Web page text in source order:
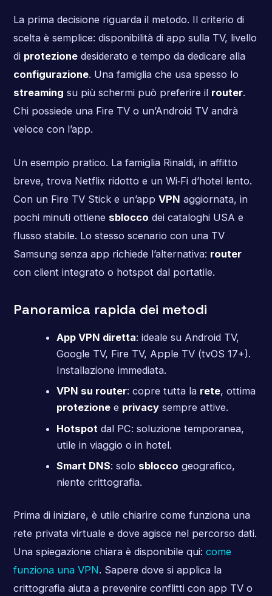
La prima decisione riguarda il metodo. Il criterio di
scelta è semplice: disponibilità di app sulla TV, livello
di protezionedesiderato e tempo da dedicare alla
configurazione. Una famiglia che usa spesso lo
streaming su più schermi può preferire il router.
Chi possiede una Fire TV o un’Android TV andrà
veloce con l’app.
Un esempio pratico. La famiglia Rinaldi, in affitto
breve, trova Netflix ridotto e un Wi‑Fi d’hotel lento.
Con un Fire TV Stick e un’app VPN aggiornata, in
pochi minuti ottiene sblocco dei cataloghi USA e
flusso stabile. Lo stesso scenario con una TV
Samsung senza app richiede l’alternativa: router
con client integrato o hotspot dal portatile.
Panoramica rapida dei metodi
App VPN diretta: ideale su Android TV,
Google TV, Fire TV, Apple TV (tvOS 17+).
Installazione immediata.
VPN su router: copre tutta la rete, ottima
protezionee privacysempre attive.
Hotspot dal PC: soluzione temporanea,
utile in viaggio o in hotel.
Smart DNS: solo sblocco geografico,
niente crittografia.
Prima di iniziare, è utile chiarire come funziona una
rete privata virtuale e dove agisce nel percorso dati.
Una spiegazione chiara è disponibile qui: come
funziona una VPN. Sapere dove si applica la
crittografia aiuta a prevenire conflitti con app TV o